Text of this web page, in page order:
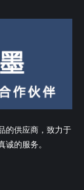
的供应商，致力于
诚的服务。